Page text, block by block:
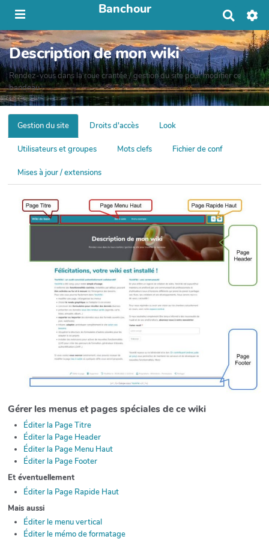
Banchour
c
h
e
r
c
h
e
Description de mon wiki
Rendez-vous dans la roue crantée / gestion du site pour modifier ce
bandeau
Gestion du site Droits d'accès Look
Utilisateurs et groupes Mots clefs Fichier de conf
Mises à jour / extensions
Gérer les menus et pages spéciales de ce wiki
Éditer la Page Titre
Éditer la Page Header
Éditer la Page Menu Haut
Éditer la Page Footer
Et éventuellement
Éditer la Page Rapide Haut
Mais aussi
Éditer le menu vertical
Éditer le mémo de formatage